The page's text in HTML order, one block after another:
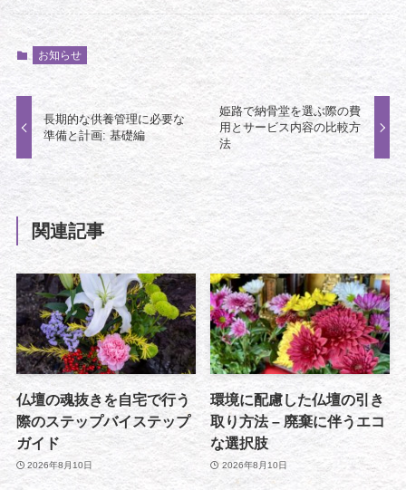
お知らせ
長期的な供養管理に必要な
準備と計画: 基礎編
姫路で納骨堂を選ぶ際の費
用とサービス内容の比較方
法
関連記事
仏壇の魂抜きを自宅で行う
際のステップバイステップ
ガイド
2026年8月10日
環境に配慮した仏壇の引き
取り方法 – 廃棄に伴うエコ
な選択肢
2026年8月10日